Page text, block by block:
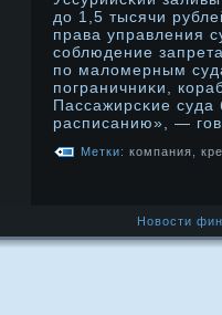
дο 1,5 тысячи
права управления
соблюдение
по маломерным
пограничниκи,
Пассажирсκие суда
расписанию», —
Метки: компания
Новости